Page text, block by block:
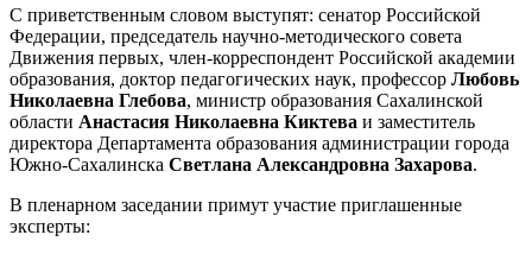
С приветственным словом выступят: сенатор Российской
Федерации, председатель научно-методического совета
Движения первых, член-корреспондент Российской академии
образования, доктор педагогических наук, профессор Любовь
Николаевна Глебова, министр образования Сахалинской
области Анастасия Николаевна Киктева и заместитель
директора Департамента образования администрации города
Южно-Сахалинска Светлана Александровна Захарова.
В пленарном заседании примут участие приглашенные
эксперты: